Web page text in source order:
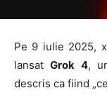
Pe 9 iulie 2025,
lansatGrok 4,
descris ca fiind